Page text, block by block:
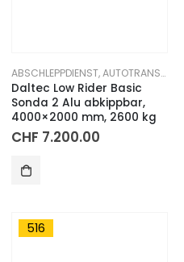
ABSCHLEPPDIENST,AUTOTRANSPORT ANHÄNGER
Daltec Low Rider Basic
Sonda 2 Alu abkippbar,
4000×2000 mm, 2600 kg
CHF 7.200.00
516